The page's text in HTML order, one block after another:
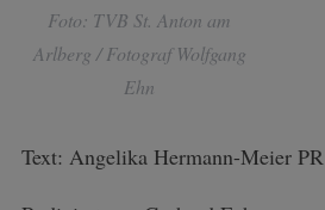
Foto: TVB St. Anton am
Arlberg / Fotograf Wolfgang
Ehn
Text: Angelika Hermann-Meier PR